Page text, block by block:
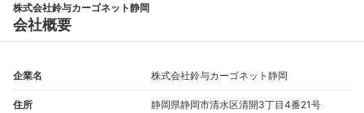
株式会社鈴与カーゴネット静岡
会社概要
企業名 株式会社鈴与カーゴネット静岡
住所 静岡県静岡市清水区清開3丁目4番21号